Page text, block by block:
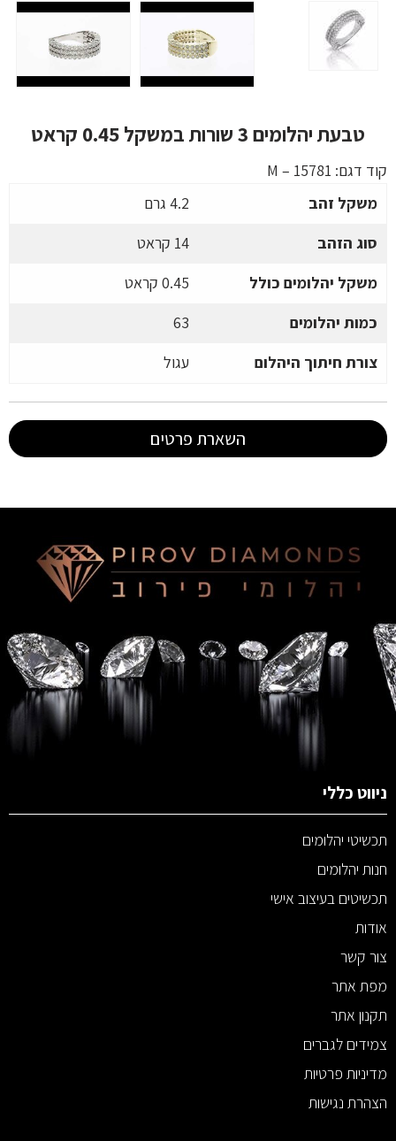
טבעת יהלומים 3 שורות במשקל 0.45 קראט
קוד דגם: M – 15781
משקל זהב
4.2 גרם
סוג הזהב
14 קראט
משקל יהלומים כולל
0.45 קראט
כמות יהלומים
63
צורת חיתוך היהלום
עגול
השארת פרטים
ניווט כללי
תכשיטי יהלומים
חנות יהלומים
תכשיטים בעיצוב אישי
אודות
צור קשר
מפת אתר
תקנון אתר
צמידים לגברים
מדיניות פרטיות
הצהרת נגישות